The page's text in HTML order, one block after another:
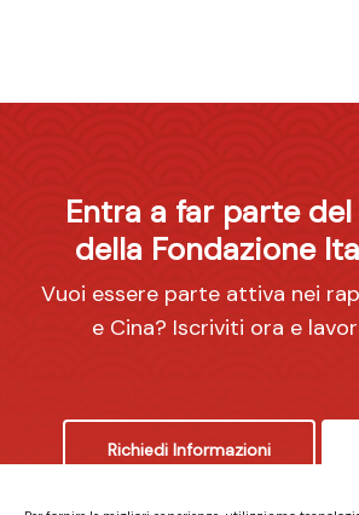
Entra a far parte
della Fondazione
Vuoi essere parte attiva nei
e Cina? Iscriviti ora e
Richiedi Informazioni